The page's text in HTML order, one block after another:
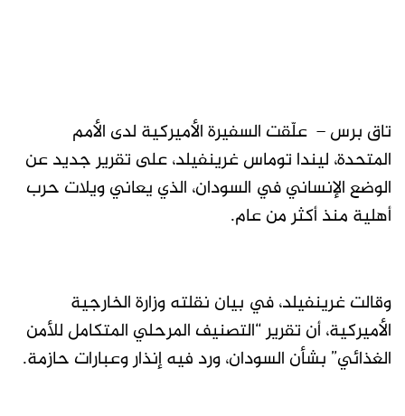
تاق برس – علّقت السفيرة الأميركية لدى الأمم
المتحدة، ليندا توماس غرينفيلد، على تقرير جديد عن
الوضع الإنساني في السودان، الذي يعاني ويلات حرب
أهلية منذ أكثر من عام.
وقالت غرينفيلد، في بيان نقلته وزارة الخارجية
الأميركية، أن تقرير “التصنيف المرحلي المتكامل للأمن
الغذائي” بشأن السودان، ورد فيه إنذار وعبارات حازمة.